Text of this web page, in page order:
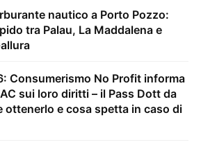
nautico a Porto Pozzo:
tra Palau, La Maddalena e
Consumerismo No Profit informa
sui loro diritti – il Pass Dott da
ottenerlo e cosa spetta in caso di